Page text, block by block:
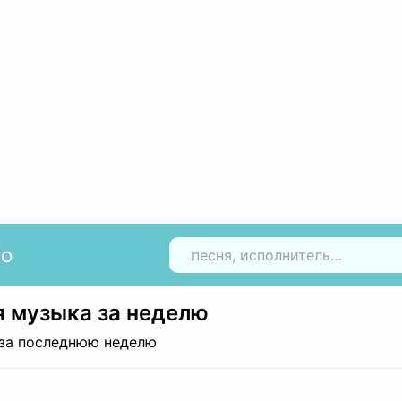
музыка за неделю
последнюю неделю